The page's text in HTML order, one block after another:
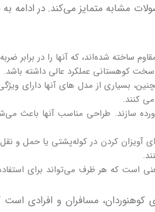
مشابه متمایز می‌کند. در ادامه
ساخته شده‌اند، که آنها را در برابر
کوهستانی عملکرد عالی داشته باشد.
بسیاری از مدل‌ های آنها دارای
کنند.
سازند. طراحی مناسب آنها باعث
آویزان کردن در کوله‌پشتی یا حمل و
است که هر ظرف می‌تواند برای
مسافران و افرادی است